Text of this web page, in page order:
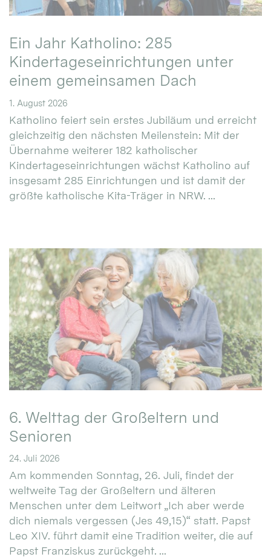
Ein Jahr Katholino: 285
Kindertageseinrichtungen unter
einem gemeinsamen Dach
1. August 2026
Katholino feiert sein erstes Jubiläum und erreicht
gleichzeitig den nächsten Meilenstein: Mit der
Übernahme weiterer 182 katholischer
Kindertageseinrichtungen wächst Katholino auf
insgesamt 285 Einrichtungen und ist damit der
größte katholische Kita-Träger in NRW. ...
6. Welttag der Großeltern und
Senioren
24. Juli 2026
Am kommenden Sonntag, 26. Juli, findet der
weltweite Tag der Großeltern und älteren
Menschen unter dem Leitwort „Ich aber werde
dich niemals vergessen (Jes 49,15)“ statt. Papst
Leo XIV. führt damit eine Tradition weiter, die auf
Papst Franziskus zurückgeht. ...